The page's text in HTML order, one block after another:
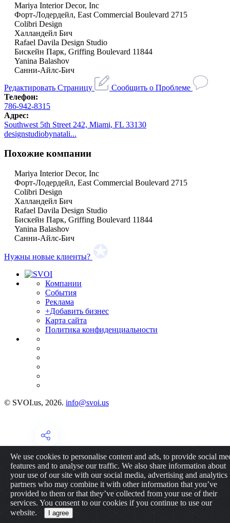
Mariya Interior Decor, Inc
Форт-Лодердейл, East Commercial Boulevard 2715
Colibri Design
Халландейл Бич
Rafael Davila Design Studio
Бискейн Парк, Griffing Boulevard 11844
Yanina Balashov
Санни-Айлс-Бич
Редактировать Страницу
Сообщить о Проблеме
Телефон:
786-942-8315
Адрес:
Southwest 5th Street 242, Miami, FL 33130
designstudiobynatali...
Похожие компании
Mariya Interior Decor, Inc
Форт-Лодердейл, East Commercial Boulevard 2715
Colibri Design
Халландейл Бич
Rafael Davila Design Studio
Бискейн Парк, Griffing Boulevard 11844
Yanina Balashov
Санни-Айлс-Бич
Нужны новые клиенты?
Компании
События
Реклама
+Добавить бизнес
Карта сайта
Политика конфиденциальности
© SVOI.us, 2026. info@svoi.us
We use cookies to personalise content and ads, to provide social
features and to analyse our traffic. We also share information about
your use of our site with our social media, advertising and analytics
partners who may combine it with other information that you’ve
provided to them or that they’ve collected from your use of their
services. You consent to our cookies if you continue to use our
website.
I agree